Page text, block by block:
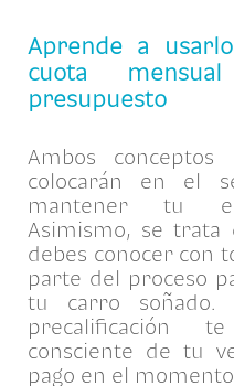
Aprende a
cuota
presupuesto
Ambos
colocarán en el
mantener tu
Asimismo, se trata
debes conocer con
parte del proceso
tu carro
precalificación
consciente de tu
pago en el